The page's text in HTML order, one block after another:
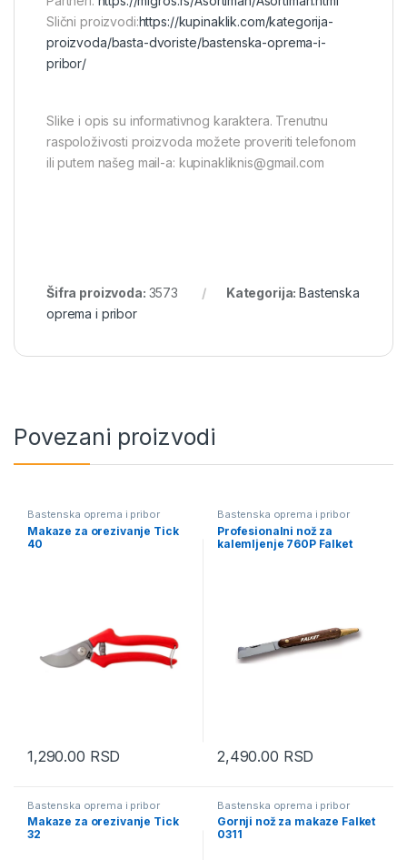
Slični proizvodi:https://kupinaklik.com/kategorija-
proizvoda/basta-dvoriste/bastenska-oprema-i-
pribor/
Slike i opis su informativnog karaktera. Trenutnu
raspoloživosti proizvoda možete proveriti telefonom
ili putem našeg mail-a: kupinakliknis@gmail.com
Šifra proizvoda: 3573 Kategorija:Bastenska
oprema i pribor
Povezani proizvodi
Bastenska oprema i pribor
Makaze za orezivanje Tick
40
1,290.00 RSD
Bastenska oprema i pribor
Profesionalni nož za
kalemljenje 760P Falket
2,490.00 RSD
Bastenska oprema i pribor
Makaze za orezivanje Tick
32
Bastenska oprema i pribor
Gornji nož za makaze Falket
0311